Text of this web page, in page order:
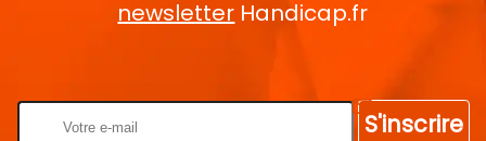
newsletter Handicap.fr
S'inscrire